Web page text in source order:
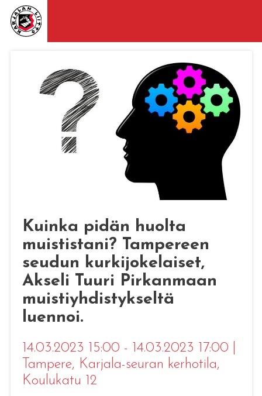
Kuinka pidän huolta
muististani? Tampereen
seudun kurkijokelaiset,
Akseli Tuuri Pirkanmaan
muistiyhdistykseltä
luennoi.
14.03.2023 15:00 - 14.03.2023 17:00
Tampere, Karjala-seuran kerhotila,
Koulukatu 12